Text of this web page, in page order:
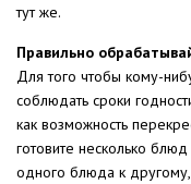
тут же.
Правильно
Для того чтобы кому-
соблюдать сроки
как возможность
готовите несколько
одного блюда к